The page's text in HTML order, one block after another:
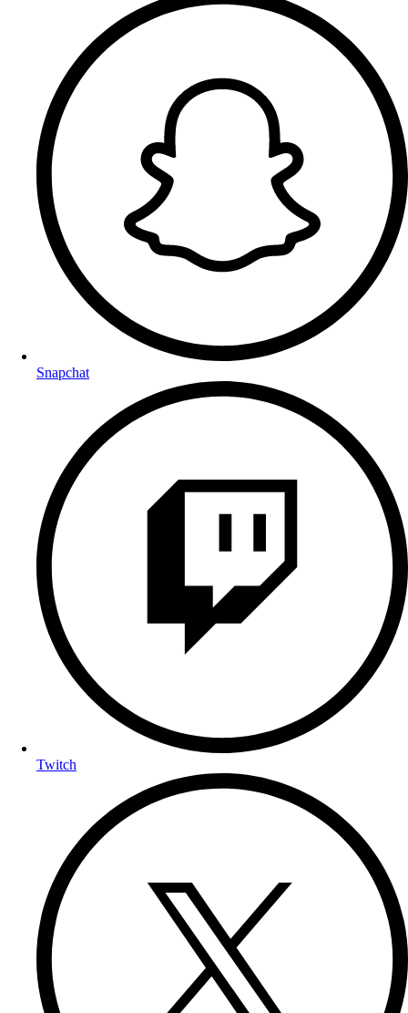
Snapchat
Twitch